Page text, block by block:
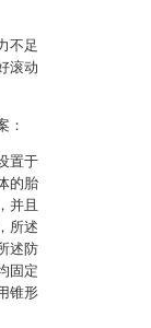
不足
滚动
：
置于
的胎
并且
所述
述防
固定
锥形